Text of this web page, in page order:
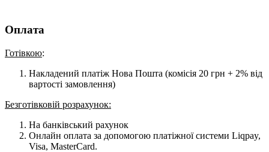
Оплата
Готівкою:
Накладений платіж Нова Пошта (комісія 20 грн + 2% від
вартості замовлення)
Безготівковій розрахунок:
На банківський рахунок
Онлайн оплата за допомогою платіжної системи Liqpay,
Visa, MasterCard.